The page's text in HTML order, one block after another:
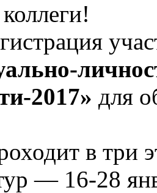
2017» для
в три
— 16-28